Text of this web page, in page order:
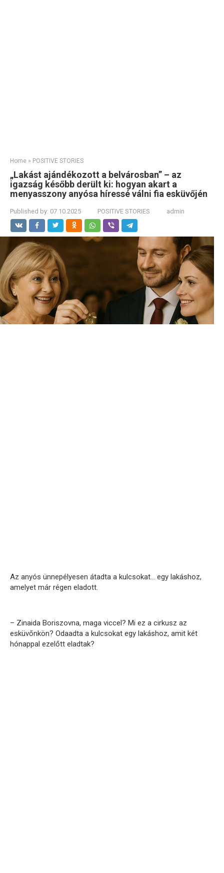
Home » POSITIVE STORIES
„Lakást ajándékozott a belvárosban” – az
igazság később derült ki: hogyan akart a
menyasszony anyósa híressé válni fia esküvőjén
Published by: 07.10.2025 POSITIVE STORIES admin
Az anyós ünnepélyesen átadta a kulcsokat… egy lakáshoz,
amelyet már régen eladott.
– Zinaida Boriszovna, maga viccel? Mi ez a cirkusz az
esküvőnkön? Odaadta a kulcsokat egy lakáshoz, amit két
hónappal ezelőtt eladtak?